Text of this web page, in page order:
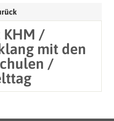
KHM /
mit den
/